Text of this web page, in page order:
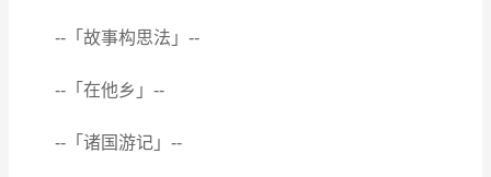
--「故事构思法」--
--「在他乡」--
--「诸国游记」--